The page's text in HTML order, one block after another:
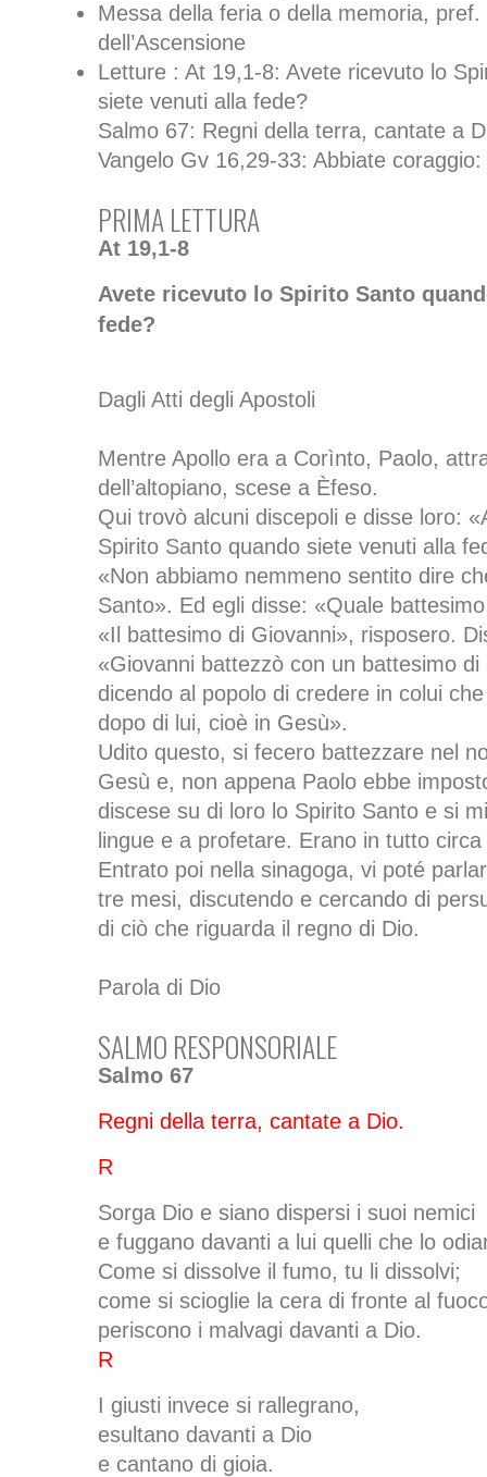
Messa della feria o della memoria, pref.
dell’Ascensione
Letture : At 19,1-8: Avete ricevuto lo
siete venuti alla fede?
Salmo 67: Regni della terra, cantate a
Vangelo Gv 16,29-33: Abbiate
PRIMA LETTURA
At 19,1-8
Avete ricevuto lo Spirito Santo
fede?
Dagli Atti degli Apostoli
Mentre Apollo era a Corìnto, Paolo,
dell’altopiano, scese a Èfeso.
Qui trovò alcuni discepoli e disse loro:
Spirito Santo quando siete venuti alla
«Non abbiamo nemmeno sentito dire
Santo». Ed egli disse: «Quale
«Il battesimo di Giovanni», risposero.
«Giovanni battezzò con un battesimo di
dicendo al popolo di credere in colui
dopo di lui, cioè in Gesù».
Udito questo, si fecero battezzare nel
Gesù e, non appena Paolo ebbe
discese su di loro lo Spirito Santo e si
lingue e a profetare. Erano in tutto
Entrato poi nella sinagoga, vi poté
tre mesi, discutendo e cercando di
di ciò che riguarda il regno di Dio.
Parola di Dio
SALMO RESPONSORIALE
Salmo 67
Regni della terra, cantate a Dio.
R
Sorga Dio e siano dispersi i suoi nemici
e fuggano davanti a lui quelli che lo
Come si dissolve il fumo, tu li dissolvi;
come si scioglie la cera di fronte al
periscono i malvagi davanti a Dio.
R
I giusti invece si rallegrano,
esultano davanti a Dio
e cantano di gioia.